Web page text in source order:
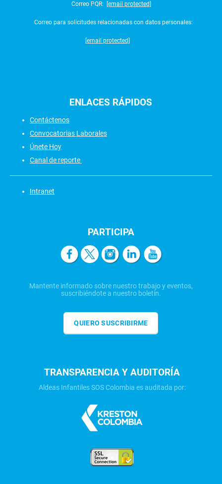
Correo PQR: [email protected]
Correo para solicitudes relacionadas con datos personales:
[email protected]
ENLACES RÁPIDOS
Contáctenos
Convocatorias Laborales
Únete Hoy
Canal de reporte
Intranet
PARTICIPA
Mantente informado sobre nuestro trabajo y eventos,
suscribiéndote a nuestro boletín.
QUIERO SUSCRIBIRME
TRANSPARENCIA Y AUDITORÍA
Aldeas Infantiles SOS Colombia es auditada por: